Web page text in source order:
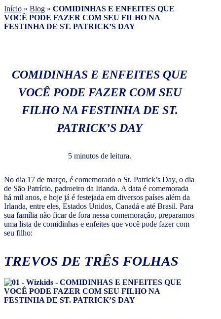
Início » Blog » COMIDINHAS E ENFEITES QUE
VOCÊ PODE FAZER COM SEU FILHO NA
FESTINHA DE ST. PATRICK’S DAY
COMIDINHAS E ENFEITES QUE
VOCÊ PODE FAZER COM SEU
FILHO NA FESTINHA DE ST.
PATRICK’S DAY
5 minutos de leitura.
No dia 17 de março, é comemorado o St. Patrick’s Day, o dia
de São Patrício, padroeiro da Irlanda. A data é comemorada
há mil anos, e hoje já é festejada em diversos países além da
Irlanda, entre eles, Estados Unidos, Canadá e até Brasil. Para
sua família não ficar de fora nessa comemoração, preparamos
uma lista de comidinhas e enfeites que você pode fazer com
seu filho:
TREVOS DE TRÊS FOLHAS